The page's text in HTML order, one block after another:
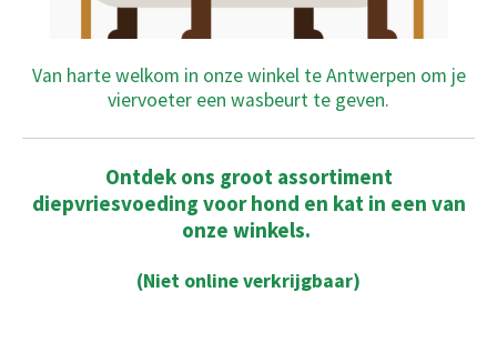
Van harte welkom in onze winkel te Antwerpen om je
viervoeter een wasbeurt te geven.
Ontdek ons groot assortiment
diepvriesvoeding voor hond en kat in een van
onze winkels.
(Niet online verkrijgbaar)